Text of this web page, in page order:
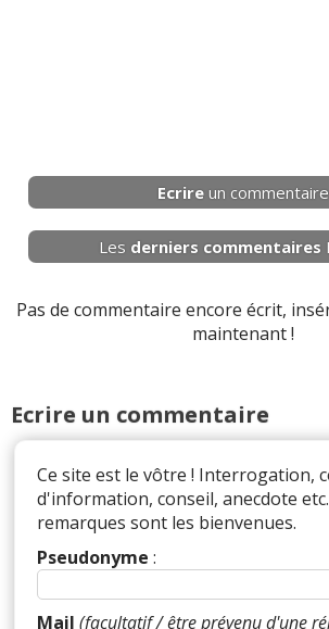
Ecrire un commentaire
Les derniers commentaires
Pas de commentaire encore écrit,
maintenant !
Ecrire un commentaire
Ce site est le vôtre ! Interrogation,
d'information, conseil, anecdote
remarques sont les bienvenues.
Pseudonyme :
Mail (facultatif / être prévenu d'une